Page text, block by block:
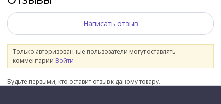
Написать отзыв
Только авторизованные пользователи могут оставлять
комментарии Войти
Будьте первыми, кто оставит отзыв к даному товару.